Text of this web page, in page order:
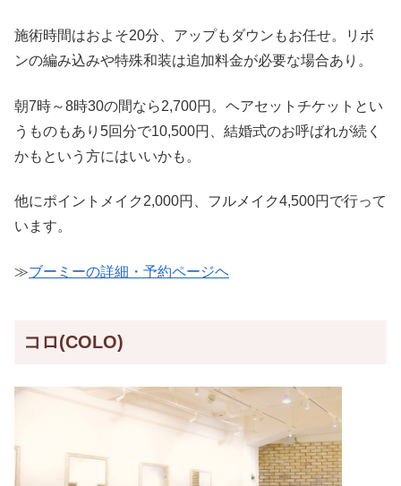
施術時間はおよそ20分、アップもダウンもお任せ。リボ
ンの編み込みや特殊和装は追加料金が必要な場合あり。
朝7時～8時30の間なら2,700円。ヘアセットチケットとい
うものもあり5回分で10,500円、結婚式のお呼ばれが続く
かもという方にはいいかも。
他にポイントメイク2,000円、フルメイク4,500円で行って
います。
≫ブーミーの詳細・予約ページヘ
コロ(COLO)